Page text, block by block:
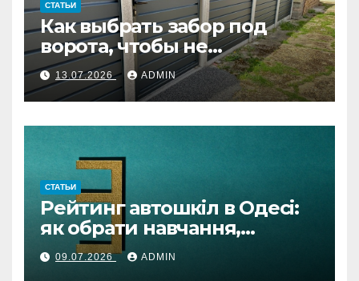
СТАТЬИ
Как выбрать забор под
ворота, чтобы не
переделывать систему
13.07.2026 ADMIN
СТАТЬИ
Рейтинг автошкіл в Одесі:
як обрати навчання,
автоінструктора та
підготовку онлайн
09.07.2026 ADMIN